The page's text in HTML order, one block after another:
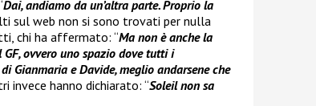
Dai, andiamo da un’altra parte. Proprio la
sul web non si sono trovati per nulla
chi ha affermato: “Ma non è anche la
ovvero uno spazio dove tutti i
Gianmaria e Davide, meglio andarsene che
invece hanno dichiarato: “Soleil non sa